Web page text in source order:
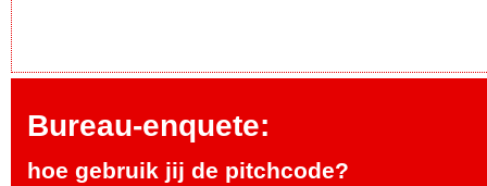
Bureau-enquete:
hoe gebruik jij de pitchcode?